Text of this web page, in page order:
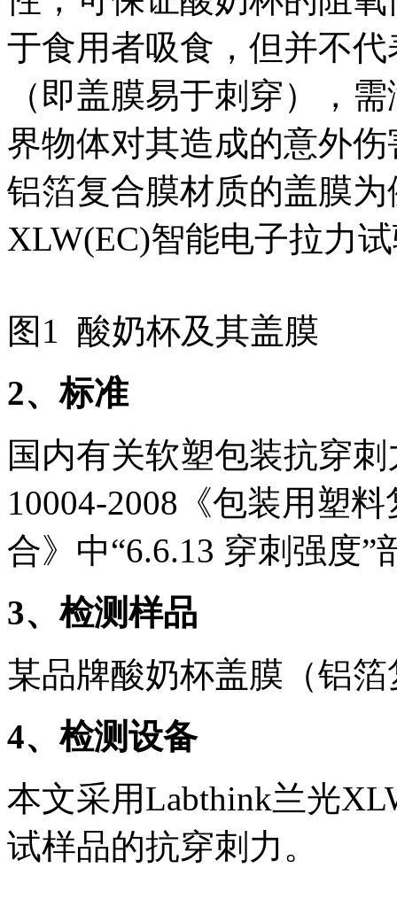
于食用者吸食，但并不
（即盖膜易于刺穿），
界物体对其造成的意外
铝箔复合膜材质的盖膜
XLW(EC)智能电子拉力
图1 酸奶杯及其盖膜
2、标准
国内有关软塑包装抗穿
10004-2008《包装用塑
合》中“6.6.13 穿刺强度
3、检测样品
某品牌酸奶杯盖膜（铝
4、检测设备
本文采用Labthink兰光
试样品的抗穿刺力。